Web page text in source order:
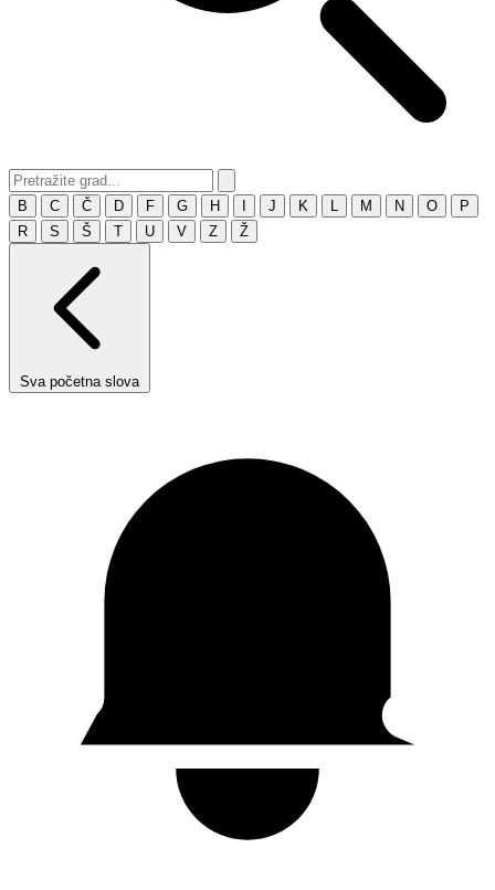
B C Č D F G H J K M N O
P
R
S Š T U V Z Ž
Sva početna slova